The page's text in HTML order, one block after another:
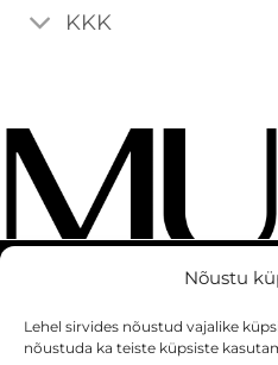
Nõustu
Lehel sirvides nõustud vajalike
nõustuda ka teiste küpsiste
KKK
MÜÜGITINGIMUSED